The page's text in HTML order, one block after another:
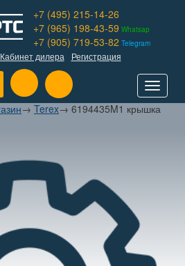
+7 (495) 215-14-26
+7 (965) 198-43-59 Whatsap
+7 (905) 719-53-82 Telegram
Кабинет дилера Регистрация
Toggle
→ Terex→ 6194435M1 крышка